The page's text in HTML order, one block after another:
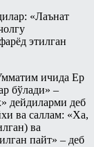
«Лаънат
этилган
ичида Ер
бўлади» –
дейдиларми деб
ва саллам: «Ха,
ва
пайт» – деб